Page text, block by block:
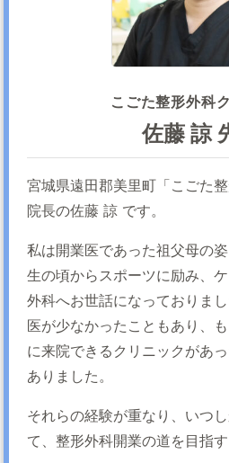
こごた整形外科
佐藤 諒
宮城県遠田郡美里町「こごた
院長の佐藤 諒 です。
私は開業医であった祖父母の
生の頃からスポーツに励み、
外科へお世話になっておりま
医が少なかったこともあり、
に来院できるクリニックがあ
ありました。
それらの経験が重なり、いつ
て、整形外科開業の道を目指